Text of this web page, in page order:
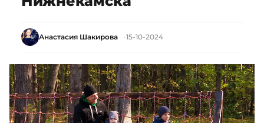
Анастасия Шакирова 15-10-2024